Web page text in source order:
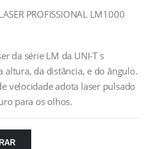
PROFISSIONAL LM1000
da série LM da UNI-T s
da distância, e do ângulo.
velocidade adota laser pulsado
para os olhos.